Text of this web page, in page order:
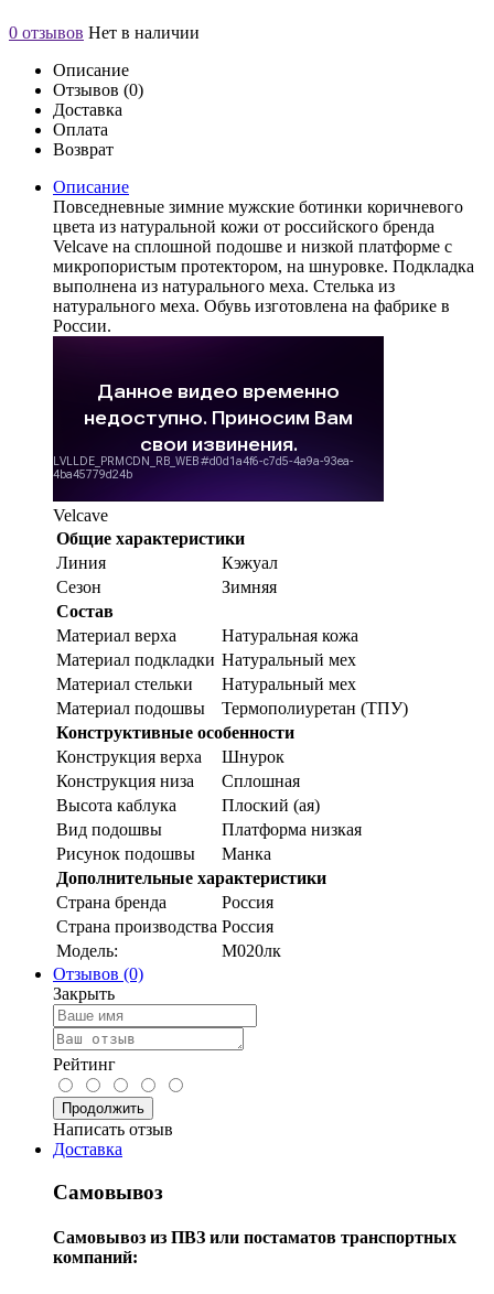
0 отзывов Нет в наличии
Описание
Отзывов (0)
Доставка
Оплата
Возврат
Описание
Повседневные зимние мужские ботинки коричневого
цвета из натуральной кожи от российского бренда
Velcave на сплошной подошве и низкой платформе с
микропористым протектором, на шнуровке. Подкладка
выполнена из натурального меха. Стелька из
натурального меха. Обувь изготовлена на фабрике в
России.
Velcave
Общие характеристики
Линия
Кэжуал
Сезон
Зимняя
Состав
Материал верха
Натуральная кожа
Материал подкладки Натуральный мех
Материал стельки
Натуральный мех
Материал подошвы
Термополиуретан (ТПУ)
Конструктивные особенности
Конструкция верха
Шнурок
Конструкция низа
Сплошная
Высота каблука
Плоский (ая)
Вид подошвы
Платформа низкая
Рисунок подошвы
Манка
Дополнительные характеристики
Страна бренда
Россия
Страна производства Россия
Модель:
М020лк
Отзывов (0)
Закрыть
Рейтинг
Продолжить
Написать отзыв
Доставка
Самовывоз
Самовывоз из ПВЗ или постаматов транспортных
компаний: